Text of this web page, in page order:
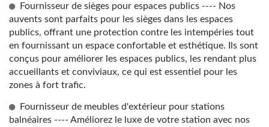
Fournisseur de sièges pour espaces publics ---- Nos
auvents sont parfaits pour les sièges dans les espaces
publics, offrant une protection contre les intempéries tout
en fournissant un espace confortable et esthétique. Ils sont
conçus pour améliorer les espaces publics, les rendant plus
accueillants et conviviaux, ce qui est essentiel pour les
zones à fort trafic.
Fournisseur de meubles d'extérieur pour stations
balnéaires ---- Améliorez le luxe de votre station avec nos